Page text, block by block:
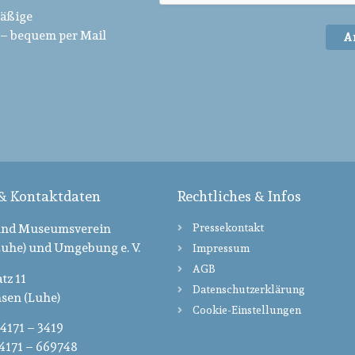
bequem per Mail
Kontaktdaten
Museumsverein
und Umgebung e. V.
11
(Luhe)
– 3419
– 669748
Rechtliches & Infos
Pressekontakt
Impressum
AGB
Datenschutzerklärung
Cookie-Einstellungen